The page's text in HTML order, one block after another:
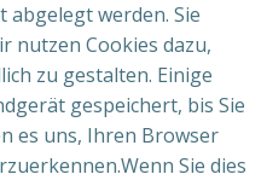
werden. Sie
nutzen Cookies dazu,
zu gestalten. Einige
gespeichert, bis Sie
es uns, Ihren Browser
Sie dies